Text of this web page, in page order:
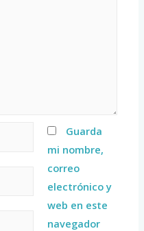
Guarda
mi nombre,
correo
electrónico y
web en este
navegador